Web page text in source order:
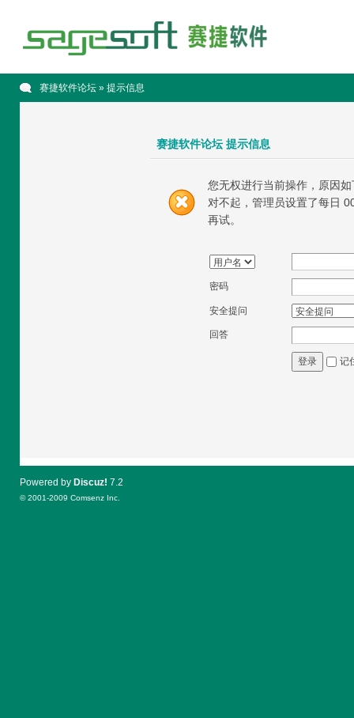
赛捷软件论坛» 提示信息
赛捷软件论坛 提示信息
您无权进行当前操作，原因如
对不起，管理员设置了每日
再试。
密码
安全提问
回答
登录 记
Powered by Discuz! 7.2
© 2001-2009 Comsenz Inc.